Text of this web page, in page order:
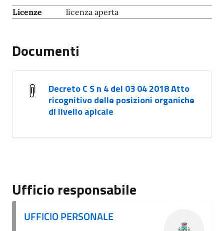
Licenze licenza aperta
Documenti
Decreto C S n 4 del 03 04 2018 Atto
ricognitivo delle posizioni organiche
di livello apicale
Ufficio responsabile
UFFICIO PERSONALE